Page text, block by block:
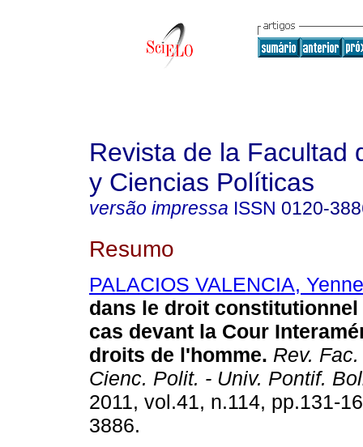
Revista de la Facultad
y Ciencias Políticas
versão impressa ISSN 0120-
Resumo
PALACIOS VALENCIA,
dans le droit
cas devant la Cour
droits de l'homme. Rev.
Cienc. Polit. - Univ. Pontif.
2011, vol.41, n.114, pp.131-
3886.